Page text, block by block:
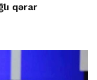
qərar